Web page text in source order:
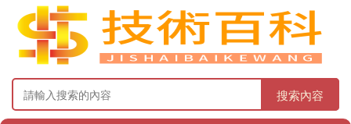
搜索內容